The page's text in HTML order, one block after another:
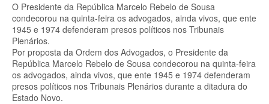
O Presidente da República Marcelo Rebelo de Sousa
condecorou na quinta-feira os advogados, ainda vivos, que ente
1945 e 1974 defenderam presos políticos nos Tribunais
Plenários.
Por proposta da Ordem dos Advogados, o Presidente da
República Marcelo Rebelo de Sousa condecorou na quinta-feira
os advogados, ainda vivos, que ente 1945 e 1974 defenderam
presos políticos nos Tribunais Plenários durante a ditadura do
Estado Novo.